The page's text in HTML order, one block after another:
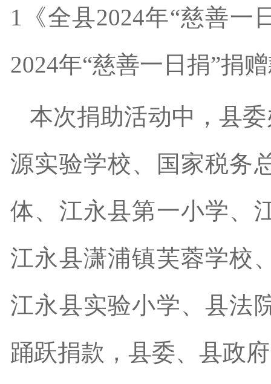
1《全县2024年“慈善一
2024年“慈善一日捐”捐
本次捐助活动中，县
源实验学校、国家税务
体、江永县第一小学、
江永县潇浦镇芙蓉学校
江永县实验小学、县法
踊跃捐款，县委、县政